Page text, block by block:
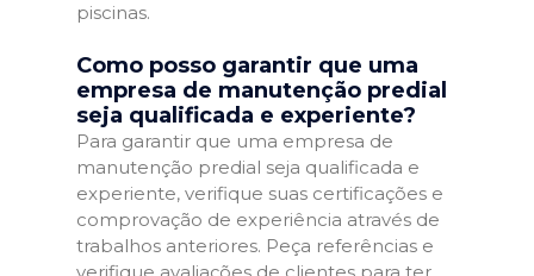
piscinas.
Como posso garantir que uma
empresa de manutenção predial
seja qualificada e experiente?
Para garantir que uma empresa de
manutenção predial seja qualificada e
experiente, verifique suas certificações e
comprovação de experiência através de
trabalhos anteriores. Peça referências e
verifique avaliações de clientes para ter